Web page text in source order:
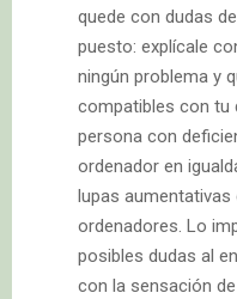
quede con dudas
puesto: explícale
ningún problema y
compatibles con tu
persona con
ordenador en
lupas
ordenadores. Lo
posibles dudas al
con la sensación